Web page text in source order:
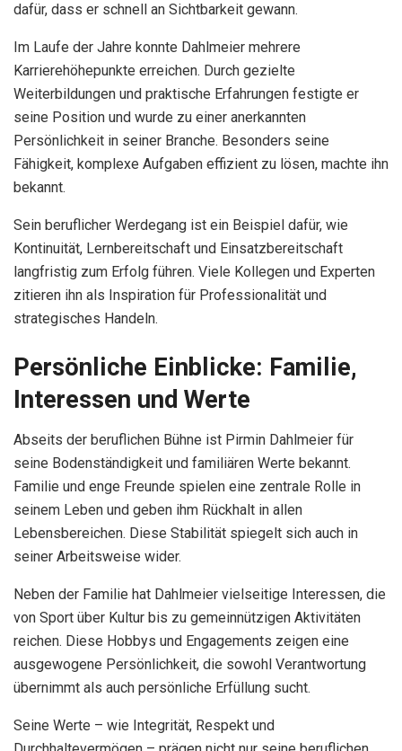
dafür, dass er schnell an Sichtbarkeit gewann.
Im Laufe der Jahre konnte Dahlmeier mehrere
Karrierehöhepunkte erreichen. Durch gezielte
Weiterbildungen und praktische Erfahrungen festigte er
seine Position und wurde zu einer anerkannten
Persönlichkeit in seiner Branche. Besonders seine
Fähigkeit, komplexe Aufgaben effizient zu lösen, machte ihn
bekannt.
Sein beruflicher Werdegang ist ein Beispiel dafür, wie
Kontinuität, Lernbereitschaft und Einsatzbereitschaft
langfristig zum Erfolg führen. Viele Kollegen und Experten
zitieren ihn als Inspiration für Professionalität und
strategisches Handeln.
Persönliche Einblicke: Familie,
Interessen und Werte
Abseits der beruflichen Bühne ist Pirmin Dahlmeier für
seine Bodenständigkeit und familiären Werte bekannt.
Familie und enge Freunde spielen eine zentrale Rolle in
seinem Leben und geben ihm Rückhalt in allen
Lebensbereichen. Diese Stabilität spiegelt sich auch in
seiner Arbeitsweise wider.
Neben der Familie hat Dahlmeier vielseitige Interessen, die
von Sport über Kultur bis zu gemeinnützigen Aktivitäten
reichen. Diese Hobbys und Engagements zeigen eine
ausgewogene Persönlichkeit, die sowohl Verantwortung
übernimmt als auch persönliche Erfüllung sucht.
Seine Werte – wie Integrität, Respekt und